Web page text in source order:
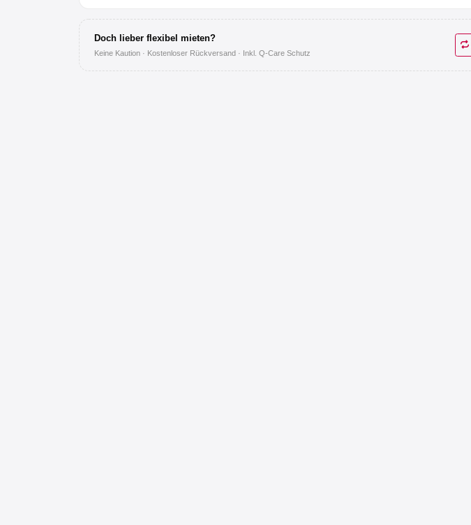
Impressum
Datenschutz
Doch lieber flexibel mieten?
Keine Kaution · Kostenloser Rückversand · Inkl. Q-Care Schutz